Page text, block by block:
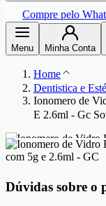
Compre pelo
Menu Minha Conta
Home
Dentistica e
Ionomero de
E 2.6ml - Gc
Dúvidas sobre o